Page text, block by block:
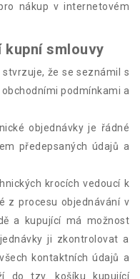
nákup v internetovém
kupní smlouvy
že se seznámil s
podmínkami a
objednávky je řádné
předepsaných údajů a
krocích vedoucí k
z procesu objednávání v
a kupující má možnost
ji zkontrolovat a
kontaktních údajů a
do tzv. košíku kupující